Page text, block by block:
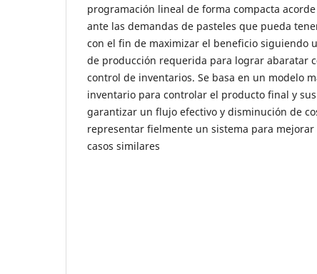
programación lineal de forma compacta
ante las demandas de pasteles que pueda
con el fin de maximizar el beneficio siguiendo
de producción requerida para lograr abaratar
control de inventarios. Se basa en un modelo
inventario para controlar el producto final y
garantizar un flujo efectivo y disminución de
representar fielmente un sistema para mejorar
casos similares